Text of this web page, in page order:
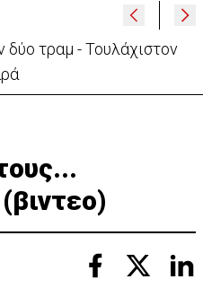
Συμβούλια των